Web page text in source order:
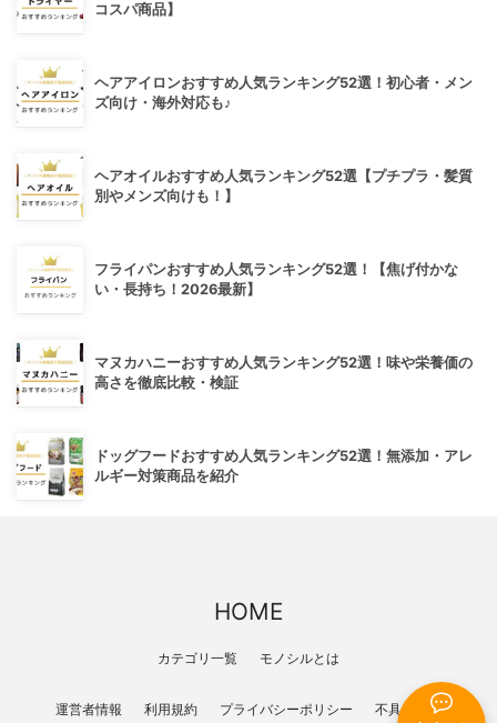
コスパ商品】
ヘアアイロンおすすめ人気ランキング52選！初心者・メン
ズ向け・海外対応も♪
ヘアオイルおすすめ人気ランキング52選【プチプラ・髪質
別やメンズ向けも！】
フライパンおすすめ人気ランキング52選！【焦げ付かな
い・長持ち！2026最新】
マヌカハニーおすすめ人気ランキング52選！味や栄養価の
高さを徹底比較・検証
ドッグフードおすすめ人気ランキング52選！無添加・アレ
ルギー対策商品を紹介
HOME
カテゴリ一覧 モノシルとは
運営者情報 利用規約 プライバシーポリシー 不具合報告